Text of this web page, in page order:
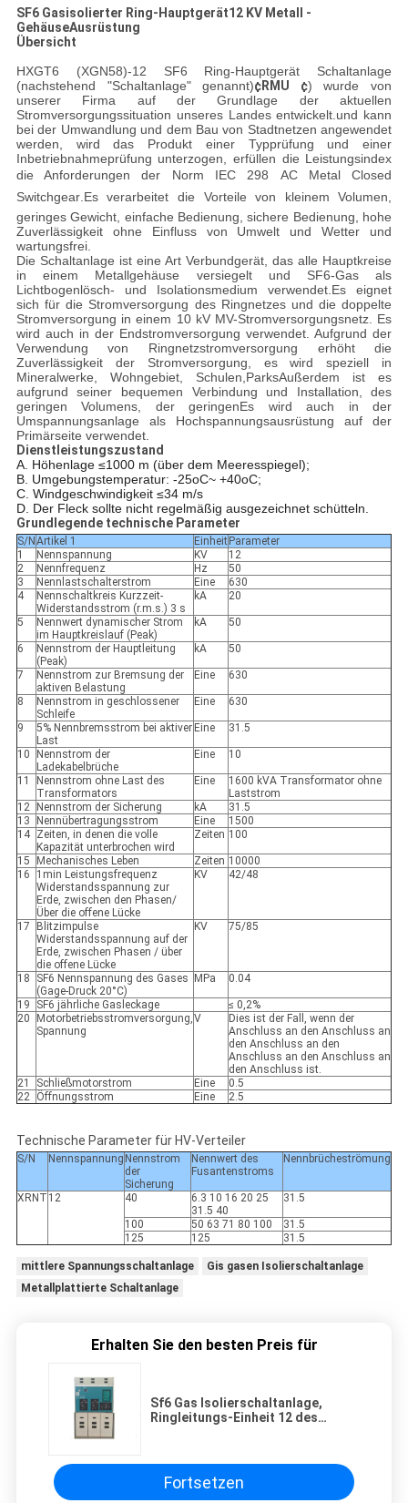
SF6 Gasisolierter Ring-Hauptgerät12 KV Metall -
GehäuseAusrüstung
Übersicht
HXGT6 (XGN58)-12 SF6 Ring-Hauptgerät Schaltanlage
(nachstehend "Schaltanlage" genannt)¢RMU ¢) wurde von
unserer Firma auf der Grundlage der aktuellen
Stromversorgungssituation unseres Landes entwickelt.und kann
bei der Umwandlung und dem Bau von Stadtnetzen angewendet
werden, wird das Produkt einer Typprüfung und einer
Inbetriebnahmeprüfung unterzogen, erfüllen die Leistungsindex
die Anforderungen der Norm IEC 298 AC Metal Closed
Switchgear.Es verarbeitet die Vorteile von kleinem Volumen,
geringes Gewicht, einfache Bedienung, sichere Bedienung, hohe
Zuverlässigkeit ohne Einfluss von Umwelt und Wetter und
wartungsfrei.
Die Schaltanlage ist eine Art Verbundgerät, das alle Hauptkreise
in einem Metallgehäuse versiegelt und SF6-Gas als
Lichtbogenlösch- und Isolationsmedium verwendet.Es eignet
sich für die Stromversorgung des Ringnetzes und die doppelte
Stromversorgung in einem 10 kV MV-Stromversorgungsnetz. Es
wird auch in der Endstromversorgung verwendet. Aufgrund der
Verwendung von Ringnetzstromversorgung erhöht die
Zuverlässigkeit der Stromversorgung, es wird speziell in
Mineralwerke, Wohngebiet, Schulen,ParksAußerdem ist es
aufgrund seiner bequemen Verbindung und Installation, des
geringen Volumens, der geringenEs wird auch in der
Umspannungsanlage als Hochspannungsausrüstung auf der
Primärseite verwendet.
Dienstleistungszustand
A. Höhenlage ≤1000 m (über dem Meeresspiegel);
B. Umgebungstemperatur: -25oC~ +40oC;
C. Windgeschwindigkeit ≤34 m/s
D. Der Fleck sollte nicht regelmäßig ausgezeichnet schütteln.
Grundlegende technische Parameter
S/N Artikel 1 Einheit Parameter
1
Nennspannung KV
12
2
Nennfrequenz Hz
50
3
Nennlastschalterstrom Eine
630
4
Nennschaltkreis Kurzzeit-
Widerstandsstrom (r.m.s.) 3 s
kA 20
5
Nennwert dynamischer Strom
im Hauptkreislauf (Peak)
kA 50
6
Nennstrom der Hauptleitung
(Peak)
kA 50
7
Nennstrom zur Bremsung der
aktiven Belastung
Eine 630
8
Nennstrom in geschlossener
Schleife
Eine 630
9
5% Nennbremsstrom bei aktiver
Last
Eine 31.5
10
Nennstrom der
Ladekabelbrüche
Eine 10
11
Nennstrom ohne Last des
Transformators
Eine
1600 kVA Transformator ohne
Laststrom
12
Nennstrom der Sicherung kA
31.5
13
Nennübertragungsstrom Eine
1500
14 Zeiten, in denen die volle
Kapazität unterbrochen wird
Zeiten 100
15 Mechanisches Leben Zeiten 10000
16
1min Leistungsfrequenz
Widerstandsspannung zur
Erde, zwischen den Phasen/
Über die offene Lücke
KV 42/48
17
Blitzimpulse
Widerstandsspannung auf der
Erde, zwischen Phasen / über
die offene Lücke
KV 75/85
18
SF6 Nennspannung des Gases
(Gage-Druck 20°C)
MPa 0.04
19 SF6 jährliche Gasleckage
≤ 0,2%
20
Motorbetriebsstromversorgung,
Spannung
V
Dies ist der Fall, wenn der
Anschluss an den Anschluss an
den Anschluss an den
Anschluss an den Anschluss an
den Anschluss ist.
21
Schließmotorstrom Eine
0.5
22 Öffnungsstrom Eine 2.5
Technische Parameter für HV-Verteiler
S/N Nennspannung Nennstrom
der
Sicherung
Nennwert des
Fusantenstroms
Nennbrücheströmung
XRNT 12 40
6.3 10 16 20 25
31.5 40
31.5
100 50 63 71 80 100
31.5
125
125 31.5
mittlere Spannungsschaltanlage
Gis gasen Isolierschaltanlage
Metallplattierte Schaltanlage
Erhalten Sie den besten Preis für
Sf6 Gas Isolierschaltanlage,
Ringleitungs-Einheit 12 des
Fortsetzen